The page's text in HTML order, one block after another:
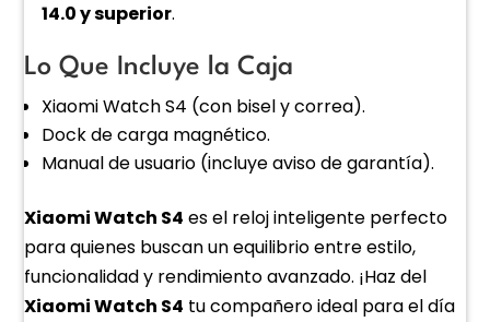
14.0 y superior.
Lo Que Incluye la Caja
Xiaomi Watch S4 (con bisel y correa).
Dock de carga magnético.
Manual de usuario (incluye aviso de garantía).
Xiaomi Watch S4 es el reloj inteligente perfecto
para quienes buscan un equilibrio entre estilo,
funcionalidad y rendimiento avanzado. ¡Haz del
Xiaomi Watch S4 tu compañero ideal para el día